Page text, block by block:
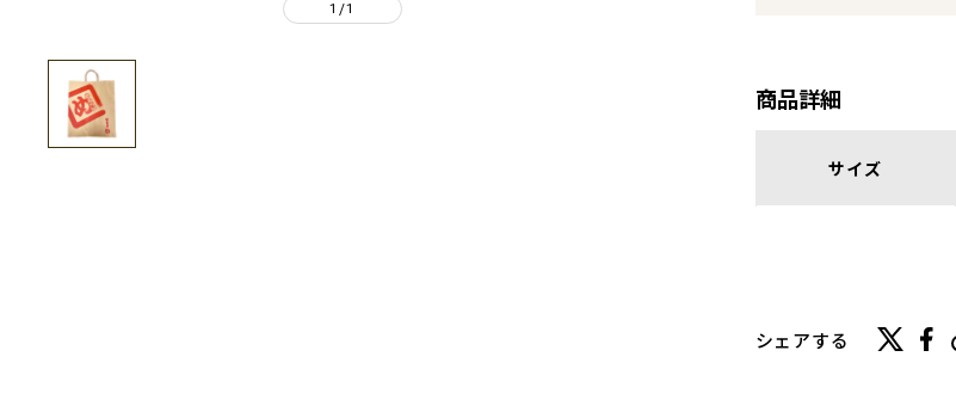
1 /1
商品詳細
サイズ
シェアする